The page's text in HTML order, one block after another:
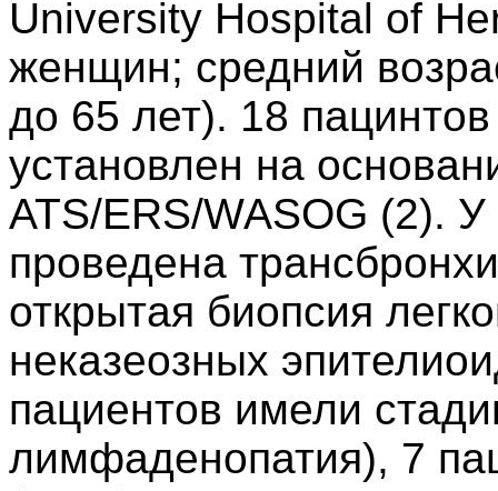
University Hospital of
женщин; средний
до 65 лет). 18
установлен на
ATS/ERS/WASOG (2).
проведена
открытая биопсия
неказеозных
пациентов имели
лимфаденопатия), 7